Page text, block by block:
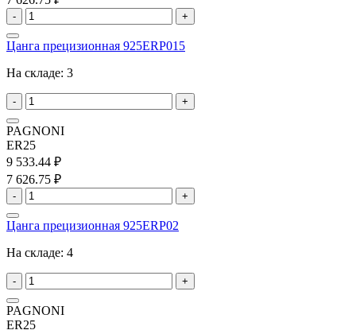
- +
Цанга прецизионная 925ERP015
На складе: 3
- +
PAGNONI
ER25
9 533.44 ₽
7 626.75 ₽
- +
Цанга прецизионная 925ERP02
На складе: 4
- +
PAGNONI
ER25